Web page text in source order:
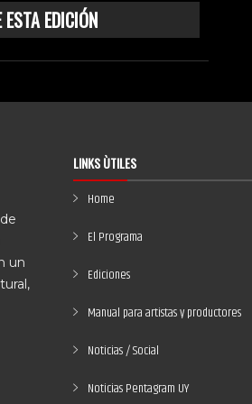
EDICIÓN
un
LINKS ÙTILES
Home
El Programa
Ediciones
Manual para artistas y productores
Noticias / Social
Noticias Pentagram UY